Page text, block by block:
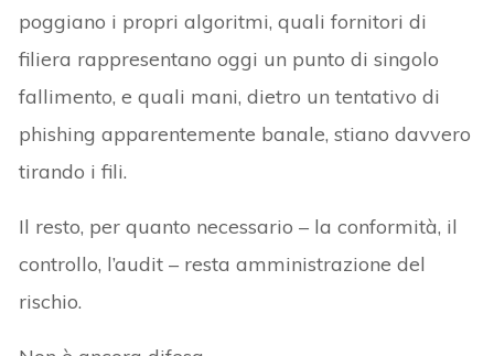
poggiano i propri algoritmi, quali fornitori di
filiera rappresentano oggi un punto di singolo
fallimento, e quali mani, dietro un tentativo di
phishing apparentemente banale, stiano davvero
tirando i fili.
Il resto, per quanto necessario – la conformità, il
controllo, l’audit – resta amministrazione del
rischio.